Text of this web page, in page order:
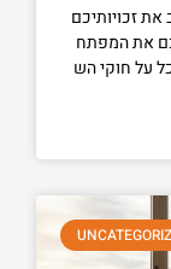
זכויותיכם
את המפתח
על חוקי הש